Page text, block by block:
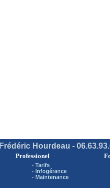
Frédéric Hourdeau -
Professionel
- Tarifs
- Infogérance
- Maintenance